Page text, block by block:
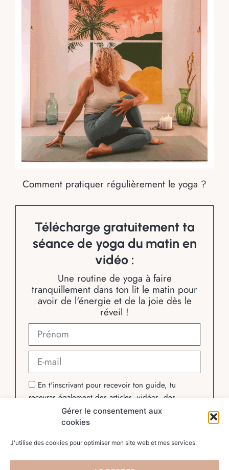
Gérer le consentement aux
cookies
J'utilise des cookies pour optimiser mon site web et mes services.
Comment pratiquer régulièrement le yoga ?
Télécharge gratuitement ta
séance de yoga du matin en
vidéo :
Une routine de yoga à faire
tranquillement dans ton lit le matin pour
avoir de l'énergie et de la joie dès le
réveil !
En t'inscrivant pour recevoir ton guide, tu
recevras également des articles, vidéos, des
informations sur mes cours en ligne, des offres
commerciales et d’autres conseils pour t'aider à
sera jamais revendu. Tu peux te désabonner à tout
moment.